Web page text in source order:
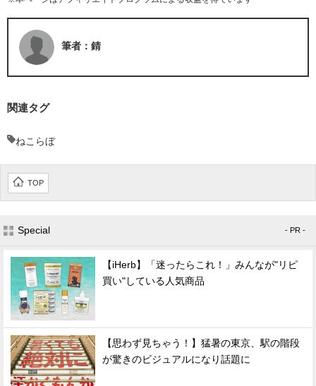
筆者：錆
関連タグ
ねこらぼ
TOP
Special - PR -
【iHerb】「迷ったらこれ！」みんなが"リピ
買い"している人気商品
【思わず見ちゃう！】猛暑の東京、駅の階段
が驚きのビジュアルになり話題に